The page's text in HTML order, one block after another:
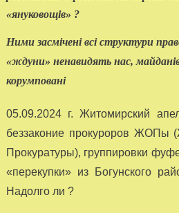
«януковощів» ?
Ними засмічені всі структури
«ждуни» ненавидять нас,
корумповані
05.09.2024 г. Житомирский
беззаконие прокуроров ЖОПы
Прокуратуры), группировки
«перекупки» из Богунского
Надолго ли ?